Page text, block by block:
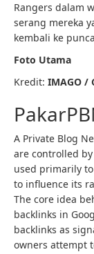
Rangers dalam
serang mereka
kembali ke
Foto Utama
Kredit: IMAGO /
A Private Blog
are controlled
used primarily
to influence its
The core idea
backlinks in
backlinks as
owners attempt